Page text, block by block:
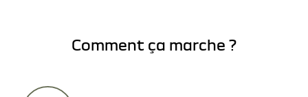
Comment ça marche ?